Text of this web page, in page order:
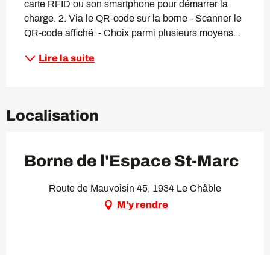
carte RFID ou son smartphone pour démarrer la
charge. 2. Via le QR-code sur la borne - Scanner le
QR-code affiché. - Choix parmi plusieurs moyens...
Lire la suite
Localisation
Borne de l'Espace St-Marc
Route de Mauvoisin 45, 1934 Le Châble
M'y rendre